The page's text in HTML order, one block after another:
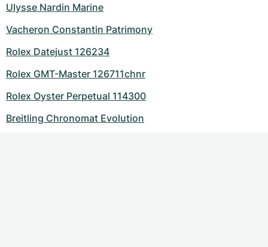
Ulysse Nardin Marine
Vacheron Constantin Patrimony
Rolex Datejust 126234
Rolex GMT-Master 126711chnr
Rolex Oyster Perpetual 114300
Breitling Chronomat Evolution